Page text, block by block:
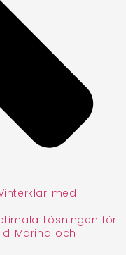
med
Lösningen för
Marina och